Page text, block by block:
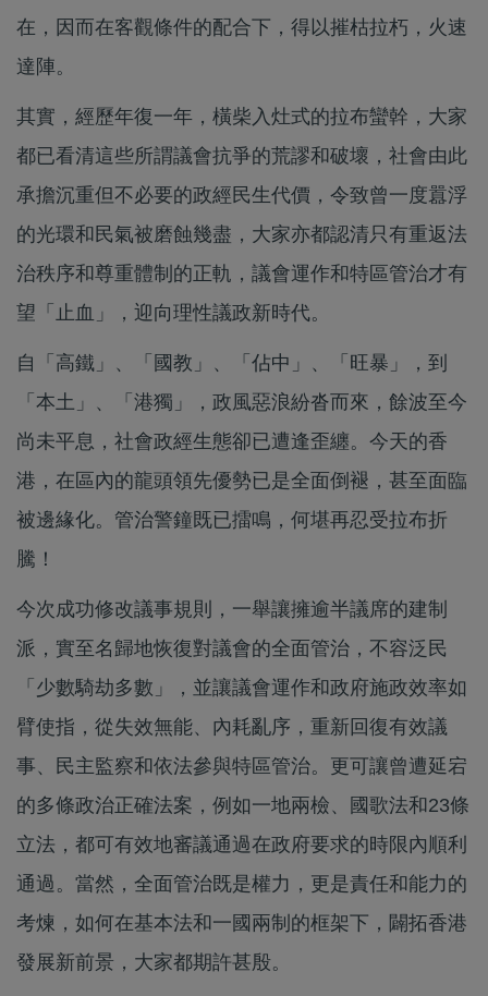
在，因而在客觀條件的配合下，得以摧枯拉朽，火速
達陣。
其實，經歷年復一年，橫柴入灶式的拉布蠻幹，大家
都已看清這些所謂議會抗爭的荒謬和破壞，社會由此
承擔沉重但不必要的政經民生代價，令致曾一度囂浮
的光環和民氣被磨蝕幾盡，大家亦都認清只有重返法
治秩序和尊重體制的正軌，議會運作和特區管治才有
望「止血」，迎向理性議政新時代。
自「高鐵」、「國教」、「佔中」、「旺暴」，到
「本土」、「港獨」，政風惡浪紛沓而來，餘波至今
尚未平息，社會政經生態卻已遭逢歪纏。今天的香
港，在區內的龍頭領先優勢已是全面倒褪，甚至面臨
被邊緣化。管治警鐘既已擂鳴，何堪再忍受拉布折
騰！
今次成功修改議事規則，一舉讓擁逾半議席的建制
派，實至名歸地恢復對議會的全面管治，不容泛民
「少數騎劫多數」，並讓議會運作和政府施政效率如
臂使指，從失效無能、內耗亂序，重新回復有效議
事、民主監察和依法參與特區管治。更可讓曾遭延宕
的多條政治正確法案，例如一地兩檢、國歌法和23條
立法，都可有效地審議通過在政府要求的時限內順利
通過。當然，全面管治既是權力，更是責任和能力的
考煉，如何在基本法和一國兩制的框架下，闢拓香港
發展新前景，大家都期許甚殷。